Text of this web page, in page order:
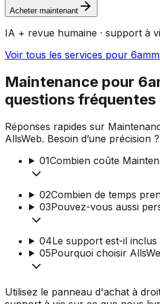
Acheter maintenant
IA + revue humaine · support à
Voir tous les services pour
Maintenance pour
questions fréquentes
Réponses rapides sur
AllsWeb. Besoin d’une précision
01Combien coûte
02Combien de temps
03Pouvez-vous aussi
04Le support est-il inclus
05Pourquoi choisir
Utilisez le panneau d'achat à